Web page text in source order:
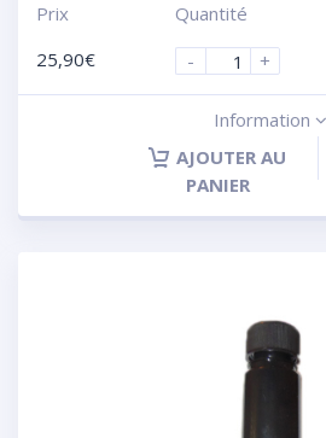
Prix
25,90€
Quantité
-
+
Information
AJOUTER AU
PANIER